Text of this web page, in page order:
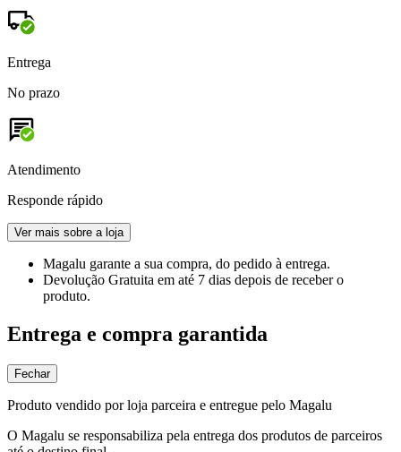
Entrega
No prazo
Atendimento
Responde rápido
Ver mais sobre a loja
Magalu garante a sua compra, do pedido à entrega.
Devolução Gratuita em até 7 dias depois de receber o
produto.
Entrega e compra garantida
Fechar
Produto vendido por loja parceira e entregue pelo Magalu
O Magalu se responsabiliza pela entrega dos produtos de parceiros